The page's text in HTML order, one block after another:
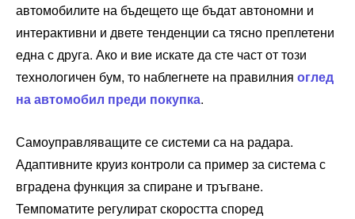
автомобилите на бъдещето ще бъдат автономни и
интерактивни и двете тенденции са тясно преплетени
една с друга. Ако и вие искате да сте част от този
технологичен бум, то наблегнете на правилния оглед
на автомобил преди покупка.
Самоуправляващите се системи са на радара.
Адаптивните круиз контроли са пример за система с
вградена функция за спиране и тръгване.
Темпоматите регулират скоростта според